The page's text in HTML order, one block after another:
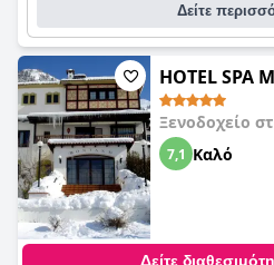
Δείτε
HOTEL SPA
Ξενοδοχείο
7,1 Καλό
Δείτε